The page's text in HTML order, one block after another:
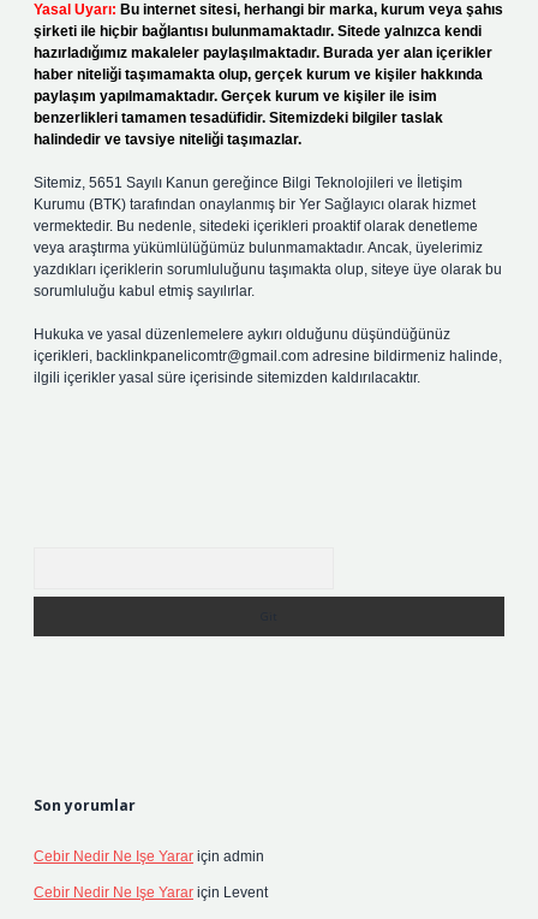
Yasal Uyarı: Bu internet sitesi, herhangi bir marka, kurum veya şahıs
şirketi ile hiçbir bağlantısı bulunmamaktadır. Sitede yalnızca kendi
hazırladığımız makaleler paylaşılmaktadır. Burada yer alan içerikler
haber niteliği taşımamakta olup, gerçek kurum ve kişiler hakkında
paylaşım yapılmamaktadır. Gerçek kurum ve kişiler ile isim
benzerlikleri tamamen tesadüfidir. Sitemizdeki bilgiler taslak
halindedir ve tavsiye niteliği taşımazlar.
Sitemiz, 5651 Sayılı Kanun gereğince Bilgi Teknolojileri ve İletişim
Kurumu (BTK) tarafından onaylanmış bir Yer Sağlayıcı olarak hizmet
vermektedir. Bu nedenle, sitedeki içerikleri proaktif olarak denetleme
veya araştırma yükümlülüğümüz bulunmamaktadır. Ancak, üyelerimiz
yazdıkları içeriklerin sorumluluğunu taşımakta olup, siteye üye olarak bu
sorumluluğu kabul etmiş sayılırlar.
Hukuka ve yasal düzenlemelere aykırı olduğunu düşündüğünüz
içerikleri, backlinkpanelicomtr@gmail.com adresine bildirmeniz halinde,
ilgili içerikler yasal süre içerisinde sitemizden kaldırılacaktır.
Son yorumlar
Cebir Nedir Ne Işe Yarar için admin
Cebir Nedir Ne Işe Yarar için Levent